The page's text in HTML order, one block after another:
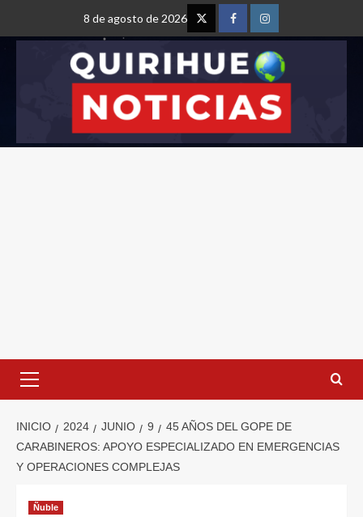
8 de agosto de 2026
INICIO 2024 JUNIO 9
45 AÑOS DEL GOPE DE
CARABINEROS: APOYO ESPECIALIZADO EN EMERGENCIAS
Y OPERACIONES COMPLEJAS
Ñuble